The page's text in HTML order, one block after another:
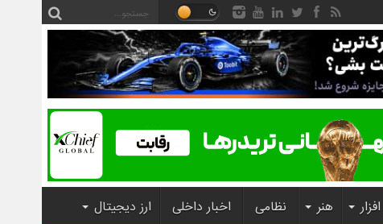
هنر نظامی اخبار داخلی ارز دیجیتال